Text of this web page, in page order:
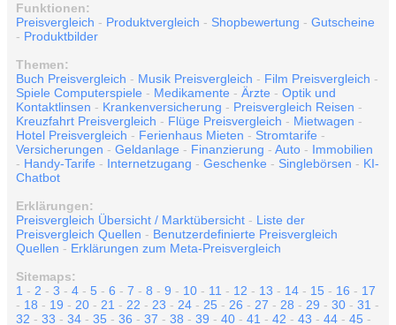
Funktionen:
Preisvergleich - Produktvergleich - Shopbewertung - Gutscheine
- Produktbilder
Themen:
Buch Preisvergleich - Musik Preisvergleich - Film Preisvergleich -
Spiele Computerspiele - Medikamente - Ärzte - Optik und
Kontaktlinsen - Krankenversicherung - Preisvergleich Reisen -
Kreuzfahrt Preisvergleich - Flüge Preisvergleich - Mietwagen -
Hotel Preisvergleich - Ferienhaus Mieten - Stromtarife -
Versicherungen - Geldanlage - Finanzierung - Auto - Immobilien
- Handy-Tarife - Internetzugang - Geschenke - Singlebörsen - KI-
Chatbot
Erklärungen:
Preisvergleich Übersicht / Marktübersicht - Liste der
Preisvergleich Quellen - Benutzerdefinierte Preisvergleich
Quellen - Erklärungen zum Meta-Preisvergleich
Sitemaps:
1 - 2 - 3 - 4 - 5 - 6 - 7 - 8 - 9 - 10 - 11 - 12 - 13 - 14 - 15 - 16 - 17
- 18 - 19 - 20 - 21 - 22 - 23 - 24 - 25 - 26 - 27 - 28 - 29 - 30 - 31 -
32 - 33 - 34 - 35 - 36 - 37 - 38 - 39 - 40 - 41 - 42 - 43 - 44 - 45 -